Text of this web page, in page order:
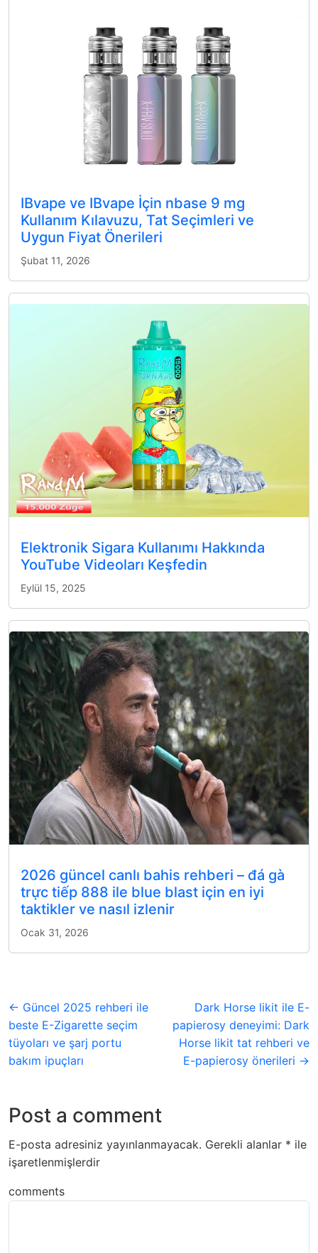
IBvape ve IBvape İçin nbase 9 mg
Kullanım Kılavuzu, Tat Seçimleri ve
Uygun Fiyat Önerileri
Şubat 11, 2026
Elektronik Sigara Kullanımı Hakkında
YouTube Videoları Keşfedin
Eylül 15, 2025
2026 güncel canlı bahis rehberi – đá gà
trực tiếp 888 ile blue blast için en iyi
taktikler ve nasıl izlenir
Ocak 31, 2026
← Güncel 2025 rehberi ile
beste E-Zigarette seçim
tüyoları ve şarj portu
bakım ipuçları
Dark Horse likit ile E-
papierosy deneyimi: Dark
Horse likit tat rehberi ve
E-papierosy önerileri →
Post a comment
E-posta adresiniz yayınlanmayacak. Gerekli alanlar * ile
işaretlenmişlerdir
comments